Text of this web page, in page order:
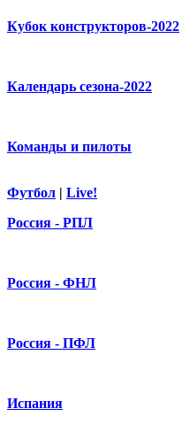
Кубок конструкторов-2022
Календарь сезона-2022
Команды и пилоты
Футбол | Live!
Россия - РПЛ
Россия - ФНЛ
Россия - ПФЛ
Испания